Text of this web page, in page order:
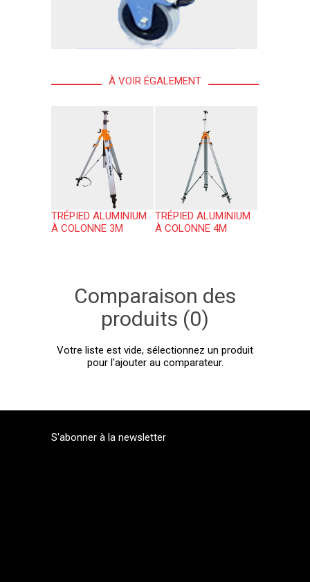
À VOIR ÉGALEMENT
TRÉPIED ALUMINIUM
À COLONNE 3M
TRÉPIED ALUMINIUM
À COLONNE 4M
Comparaison des
produits (0)
Votre liste est vide, sélectionnez un produit
pour l'ajouter au comparateur.
S'abonner à la newsletter